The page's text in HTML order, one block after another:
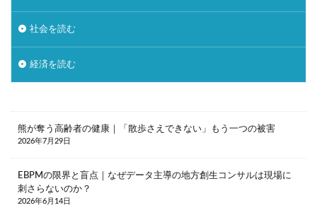
社会を読む
経済を読む
熊が奪う高齢者の健康｜「散歩さえできない」もう一つの被害
2026年7月29日
EBPMの限界と盲点｜なぜデータ主導の地方創生コンサルは現場に
刺さらないのか？
2026年6月14日